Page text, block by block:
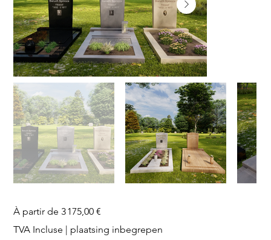
À partir de Prix
3 175,00 €
TVA Incluse
plaatsing inbegrepen